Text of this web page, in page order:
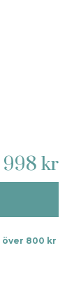
998 kr
800 kr